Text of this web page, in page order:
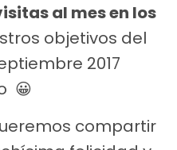
al mes en los
objetivos del
2017
😀
compartir